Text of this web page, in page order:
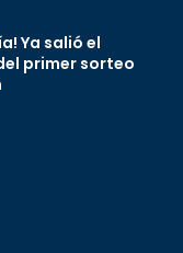
Ya salió el
primer sorteo